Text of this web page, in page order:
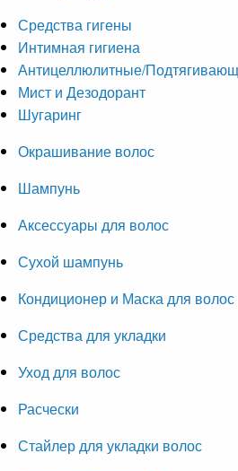
Средства гигены
Интимная гигиена
Антицеллюлитные/
Мист и Дезодорант
Шугаринг
Окрашивание волос
Шампунь
Аксессуары для волос
Сухой шампунь
Кондиционер и Маска для волос
Средства для укладки
Уход для волос
Расчески
Стайлер для укладки волос